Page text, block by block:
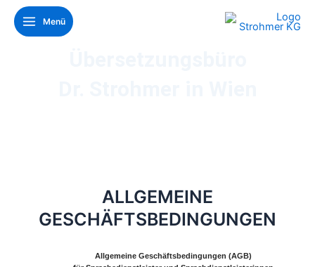
Zum
Inhalt
Main
Menu
Menü
ALLGEMEINE
GESCHÄFTSBEDINGUNGEN
Allgemeine Geschäftsbedingungen (AGB)